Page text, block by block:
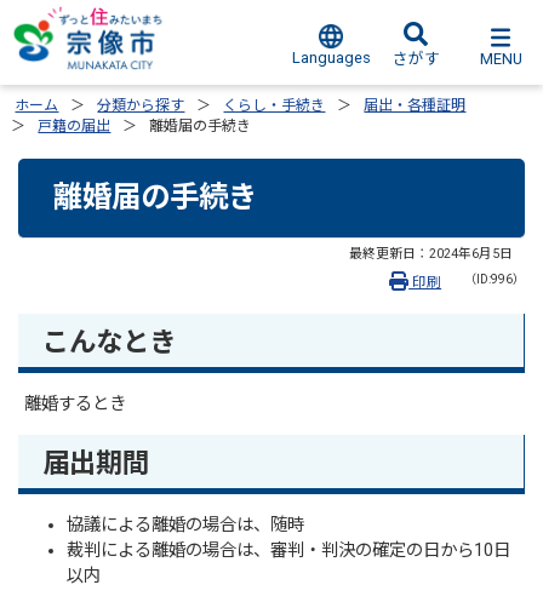
Languages さがす MENU
ホーム 分類から探す くらし・手続き
届出・各種証明
戸籍の届出
離婚届の手続き
離婚届の手続き
最終更新日： 2024年6月5日
（ID:996）
印刷
こんなとき
離婚するとき
届出期間
協議による離婚の場合は、随時
裁判による離婚の場合は、審判・判決の確定の日から10日
以内